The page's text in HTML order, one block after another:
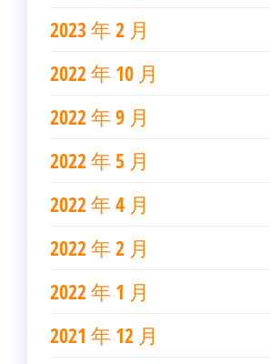
2023 年 2 月
2022 年 10 月
2022 年 9 月
2022 年 5 月
2022 年 4 月
2022 年 2 月
2022 年 1 月
2021 年 12 月